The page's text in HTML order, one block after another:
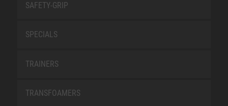
SAFETY-GRIP
SPECIALS
TRAINERS
TRANSFOAMERS